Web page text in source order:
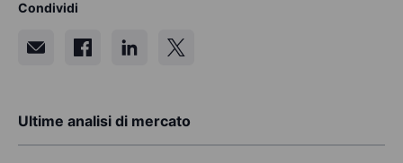
Condividi
Ultime analisi di mercato